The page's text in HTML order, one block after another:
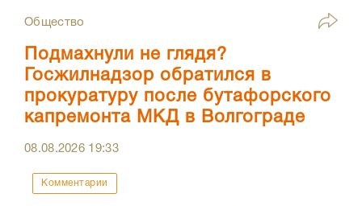
Общество
Подмахнули не глядя?
Госжилнадзор обратился в
прокуратуру после бутафорского
капремонта МКД в Волгограде
08.08.2026 19:33
Комментарии